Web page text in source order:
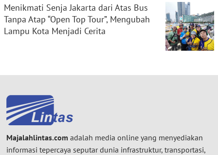
Menikmati Senja Jakarta dari Atas Bus
Tanpa Atap “Open Top Tour”, Mengubah
Lampu Kota Menjadi Cerita
Majalahlintas.com adalah media online yang menyediakan
informasi tepercaya seputar dunia infrastruktur, transportasi,